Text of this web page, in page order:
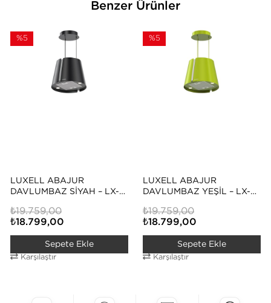
Benzer Ürünler
LUXELL ABAJUR
DAVLUMBAZ SIYAH – LX-
₺18.799,00
₺19.759,00
Sepete Ekle
Karşılaştır
%5
LUXELL ABAJUR
DAVLUMBAZ YEŞIL – LX-
₺18.799,00
₺19.759,00
Sepete Ekle
Karşılaştır
%5